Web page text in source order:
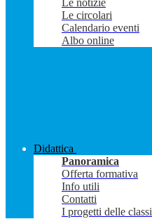
Le notizie
Le circolari
Calendario eventi
Albo online
Didattica
Panoramica
Offerta formativa
Info utili
Contatti
I progetti delle classi